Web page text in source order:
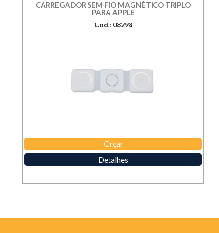
CARREGADOR SEM FIO MAGNÉTICO TRIPLO
PARA APPLE
Cod.: 08298
Orçar
Detalhes